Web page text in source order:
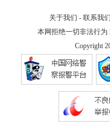
关于我们 - 联系我们
本网拒绝一切非法行
Copyright